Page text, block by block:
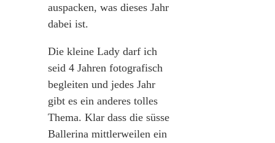
auspacken, was dieses Jahr
dabei ist.
Die kleine Lady darf ich
seid 4 Jahren fotografisch
begleiten und jedes Jahr
gibt es ein anderes tolles
Thema. Klar dass die süsse
Ballerina mittlerweilen ein